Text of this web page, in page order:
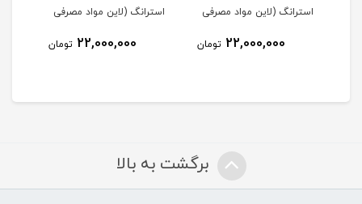
استرانگ (لاین مواد مصرفی
22,000,000 تومان
استرانگ (لاین مواد مصرفی
22,000,000 تومان
برگشت به بالا